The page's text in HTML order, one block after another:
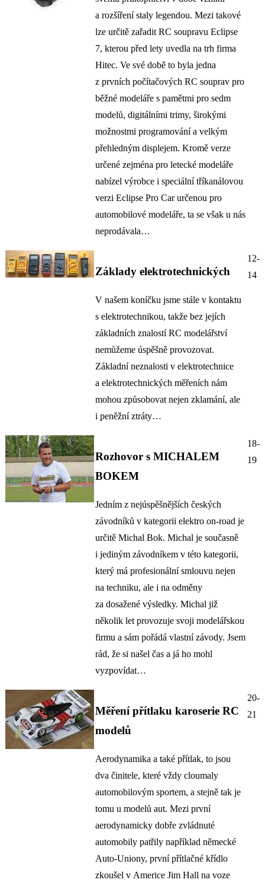
a rozšíření staly legendou. Mezi takové
lze určitě zařadit RC soupravu Eclipse
7, kterou před lety uvedla na trh firma
Hitec. Ve své době to byla jedna
z prvních počítačových RC souprav pro
běžné modeláře s pamětmi pro sedm
modelů, digitálními trimy, širokými
možnostmi programování a velkým
přehledným displejem. Kromě verze
určené zejména pro letecké modeláře
nabízel výrobce i speciální tříkanálovou
verzi Eclipse Pro Car určenou pro
automobilové modeláře, ta se však u nás
neprodávala…
Základy elektrotechnických
V našem koníčku jsme stále v kontaktu
s elektrotechnikou, takže bez jejích
základních znalostí RC modelářství
nemůžeme úspěšně provozovat.
Základní neznalosti v elektrotechnice
a elektrotechnických měřeních nám
mohou způsobovat nejen zklamání, ale
i peněžní ztráty…
12-
14
Rozhovor s MICHALEM
BOKEM
Jedním z nejúspěšnějších českých
závodníků v kategorii elektro on-road je
určitě Michal Bok. Michal je současně
i jediným závodníkem v této kategorii,
který má profesionální smlouvu nejen
na techniku, ale i na odměny
za dosažené výsledky. Michal již
několik let provozuje svoji modelářskou
firmu a sám pořádá vlastní závody. Jsem
rád, že si našel čas a já ho mohl
vyzpovídat…
18-
19
Měření přítlaku karoserie RC
modelů
Aerodynamika a také přítlak, to jsou
dva činitele, které vždy cloumaly
automobilovým sportem, a stejně tak je
tomu u modelů aut. Mezi první
aerodynamicky dobře zvládnuté
automobily patřily například německé
Auto-Uniony, první přítlačné křídlo
zkoušel v Americe Jim Hall na voze
20-
21